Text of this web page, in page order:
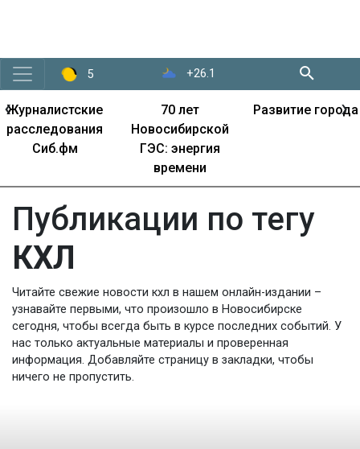
5 +26.1
Журналистские
расследования
Сиб.фм
70 лет
Новосибирской
ГЭС: энергия
времени
Развитие города
‹ ›
Публикации по тегу
КХЛ
Читайте свежие новости кхл в нашем онлайн-издании –
узнавайте первыми, что произошло в Новосибирске
сегодня, чтобы всегда быть в курсе последних событий. У
нас только актуальные материалы и проверенная
информация. Добавляйте страницу в закладки, чтобы
ничего не пропустить.